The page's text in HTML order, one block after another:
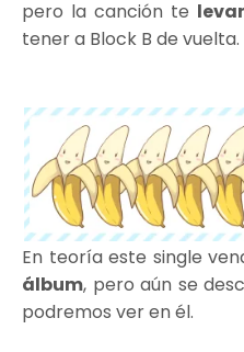
pero la canción te
tener a Block B de vuelta.
En teoría este single
álbum, pero aún se
podremos ver en él.